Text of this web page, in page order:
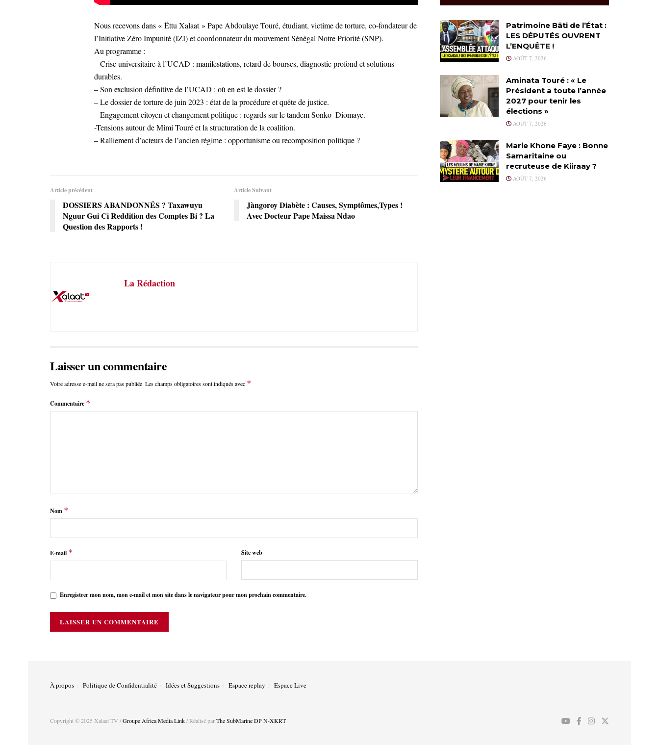
Nous recevons dans « Ëttu Xalaat » Pape Abdoulaye Touré, étudiant, victime de torture, co-fondateur de
l’Initiative Zéro Impunité (IZI) et coordonnateur du mouvement Sénégal Notre Priorité (SNP).
Au programme :
– Crise universitaire à l’UCAD : manifestations, retard de bourses, diagnostic profond et solutions
durables.
– Son exclusion définitive de l’UCAD : où en est le dossier ?
– Le dossier de torture de juin 2023 : état de la procédure et quête de justice.
– Engagement citoyen et changement politique : regards sur le tandem Sonko–Diomaye.
-Tensions autour de Mimi Touré et la structuration de la coalition.
– Ralliement d’acteurs de l’ancien régime : opportunisme ou recomposition politique ?
Article précédent
DOSSIERS ABANDONNÉS ? Taxawuyu
Nguur Gui Ci Reddition des Comptes Bi ? La
Question des Rapports !
Article Suivant
Jàngoroy Diabète : Causes, Symptômes,Types !
Avec Docteur Pape Maissa Ndao
La Rédaction
Laisser un commentaire
Votre adresse e-mail ne sera pas publiée. Les champs obligatoires sont indiqués avec *
Commentaire *
Nom *
E-mail * Site web
Enregistrer mon nom, mon e-mail et mon site dans le navigateur pour mon prochain commentaire.
Patrimoine Bâti de l’État :
LES DÉPUTÉS OUVRENT
L’ENQUÊTE !
AOÛT 7, 2026
Aminata Touré : « Le
Président a toute l’année
2027 pour tenir les
élections »
AOÛT 7, 2026
Marie Khone Faye : Bonne
Samaritaine ou
recruteuse de Kiiraay ?
AOÛT 7, 2026
À propos Politique de Confidentialité Idées et Suggestions Espace replay Espace Live
Copyright © 2025 Xalaat TV /Groupe Africa Media Link/ Réalisé parThe SubMarine DP N-XKRT